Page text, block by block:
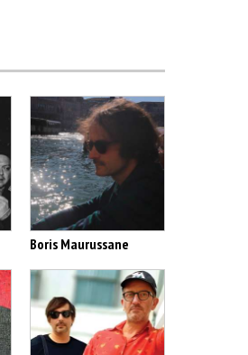
Boris Maurussane